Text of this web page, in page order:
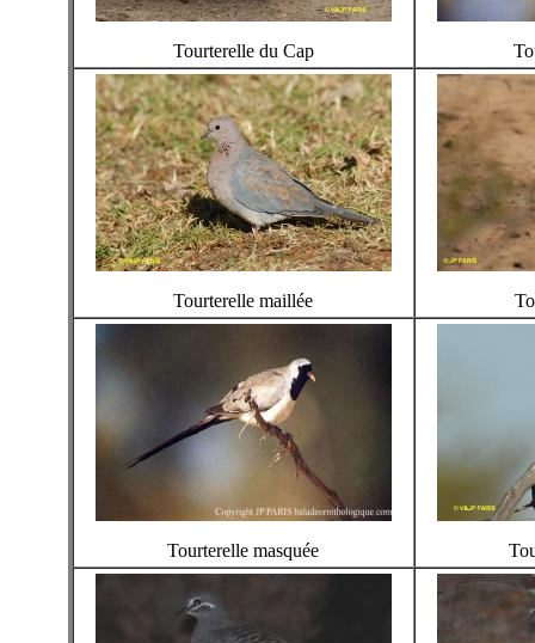
Tourterelle du Cap
Tourterelle maillée
Tourterelle masquée